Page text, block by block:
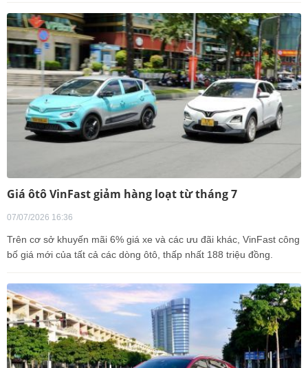
Giá ôtô VinFast giảm hàng loạt từ tháng 7
07/07/2026 16:36
Trên cơ sở khuyến mãi 6% giá xe và các ưu đãi khác, VinFast công
bố giá mới của tất cả các dòng ôtô, thấp nhất 188 triệu đồng.